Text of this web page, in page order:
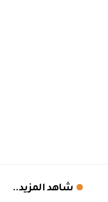
شاهد المزيد..